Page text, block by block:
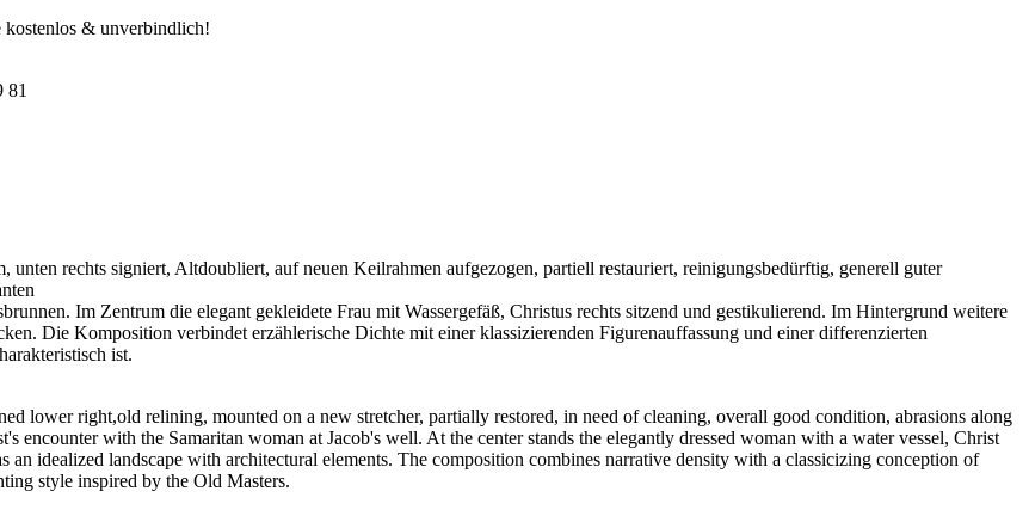
kostenlos & unverbindlich!
81
rechts signiert, Altdoubliert, auf neuen Keilrahmen aufgezogen, partiell restauriert, reinigungsbedürftig, generell guter
Im Zentrum die elegant gekleidete Frau mit Wassergefäß, Christus rechts sitzend und gestikulierend. Im Hintergrund weitere
Die Komposition verbindet erzählerische Dichte mit einer klassizierenden Figurenauffassung und einer differenzierten
ist.
lower right,old relining, mounted on a new stretcher, partially restored, in need of cleaning, overall good condition, abrasions along
encounter with the Samaritan woman at Jacob's well. At the center stands the elegantly dressed woman with a water vessel, Christ
idealized landscape with architectural elements. The composition combines narrative density with a classicizing conception of
style inspired by the Old Masters.